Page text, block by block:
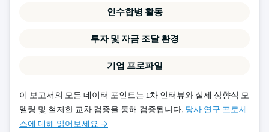
인수합병 활동
투자 및 자금 조달 환경
기업 프로파일
이 보고서의 모든 데이터 포인트는 1차 인터뷰와 실제 상향식 모
델링 및 철저한 교차 검증을 통해 검증됩니다. 당사 연구 프로세
스에 대해 읽어보세요 →